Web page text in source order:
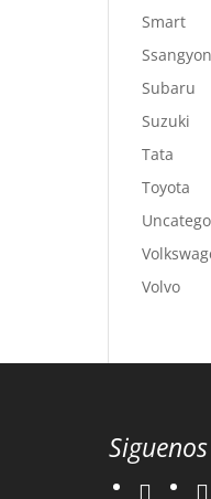
Smart
Subaru
Suzuki
Tata
Toyota
Volvo
Siguenos
twitter